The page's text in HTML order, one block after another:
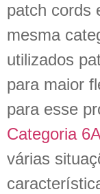
patch cords
mesma
utilizados
para maior
para esse
Categoria 6A
várias